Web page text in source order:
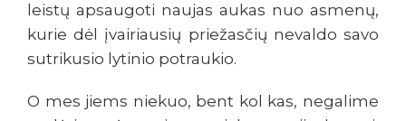
leistų apsaugoti naujas aukas nuo asmenų,
kurie dėl įvairiausių priežasčių nevaldo savo
sutrikusio lytinio potraukio.
O mes jiems niekuo, bent kol kas, negalime